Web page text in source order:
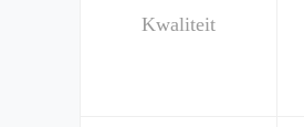
Kwaliteit